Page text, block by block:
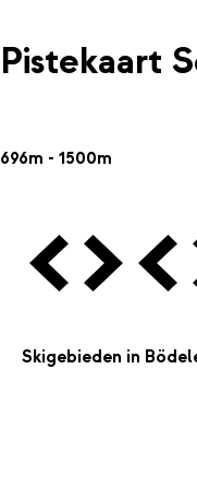
Pistekaart
696m - 1500m
Vorige VolgendeVorige
Skigebieden in